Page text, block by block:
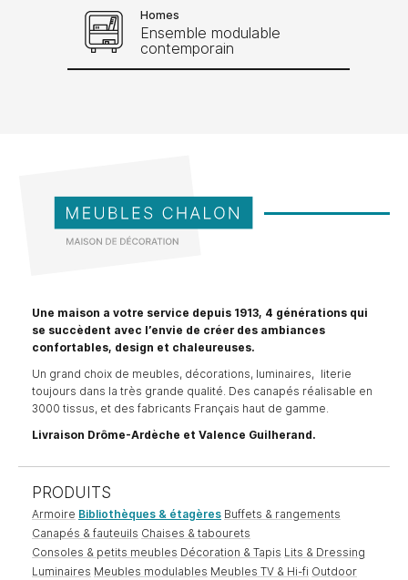
Homes
Ensemble modulable
contemporain
Une maison a votre service depuis 1913, 4 générations qui
se succèdent avec l’envie de créer des ambiances
confortables, design et chaleureuses.
Un grand choix de meubles, décorations, luminaires, literie
toujours dans la très grande qualité. Des canapés réalisable en
3000 tissus, et des fabricants Français haut de gamme.
Livraison Drôme-Ardèche et Valence Guilherand.
PRODUITS
Armoire Bibliothèques & étagères Buffets & rangements
Canapés & fauteuils Chaises & tabourets
Consoles & petits meubles Décoration & Tapis Lits & Dressing
Luminaires Meubles modulables Meubles TV & Hi-fi Outdoor